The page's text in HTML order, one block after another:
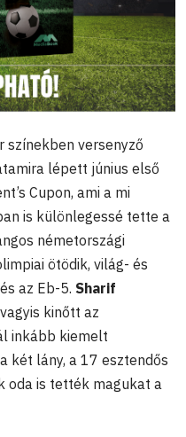
színekben versenyző
lépett június első
Cupon, ami a mi
is különlegessé tette a
németországi
ötödik, világ- és
és az Eb-5. Sharif
kinőtt az
inkább kiemelt
két lány, a 17 esztendős
oda is tették magukat a